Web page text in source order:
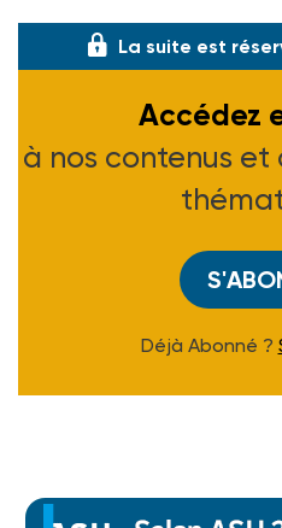
La suite est
Accédez
à nos contenus et
Déjà Abonné ?